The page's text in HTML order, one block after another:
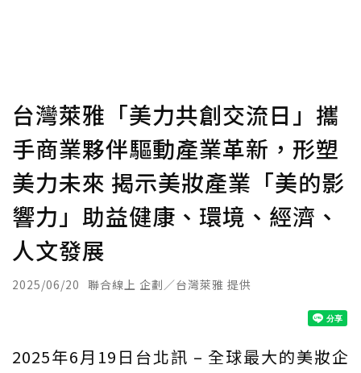
台灣萊雅「美力共創交流日」攜
手商業夥伴驅動產業革新，形塑
美力未來 揭示美妝產業「美的影
響力」助益健康、環境、經濟、
人文發展
2025/06/20 聯合線上 企劃／台灣萊雅 提供
2025年6月19日台北訊 – 全球最大的美妝企